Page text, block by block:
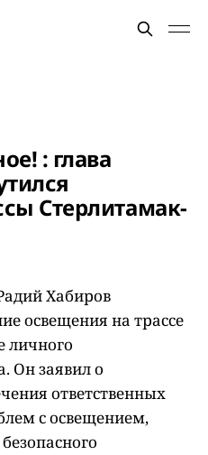
: глава
Стерлитамак-
Хабиров
освещения на трассе
личного
Он заявил о
ответственных
с освещением,